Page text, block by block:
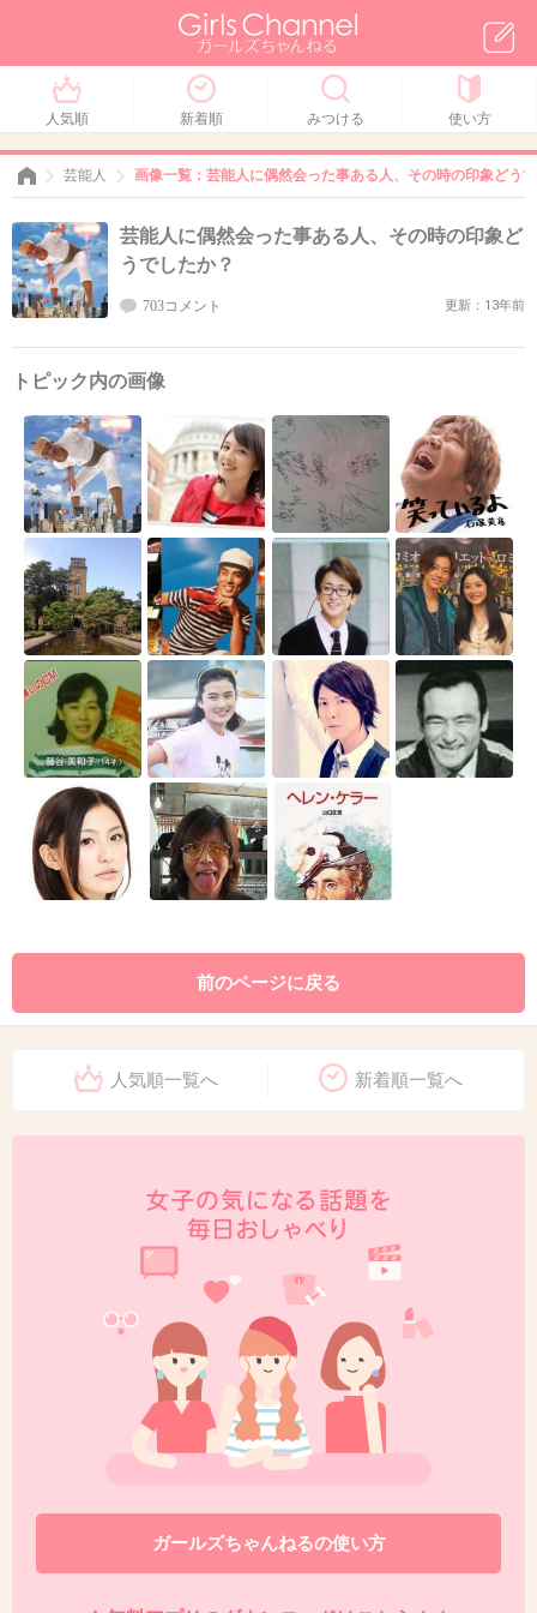
人気順 新着順 みつける 使い方
芸能人 画像一覧：芸能人に偶然会った事ある人、その時の印象どう
芸能人に偶然会った事ある人、その時の印象ど
うでしたか？
703コメント 更新：13年前
トピック内の画像
前のページに戻る
人気順一覧へ 新着順一覧へ
ガールズちゃんねるの使い方